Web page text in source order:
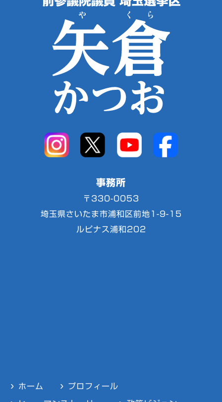
事務所
〒330-0053
埼玉県さいたま市浦和区前地1-9-15
ルピナス浦和202
ホーム プロフィール